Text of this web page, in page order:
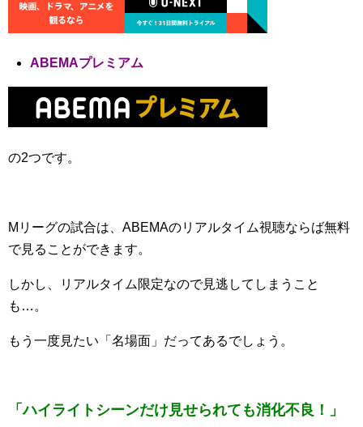
ABEMAプレミアム
の2つです。
Mリーグの試合は、ABEMAのリアルタイム視聴ならば無料
で見ることができます。
しかし、リアルタイム限定なので見逃してしまうこと
も…。
もう一度見たい「名場面」だってあるでしょう。
「ハイライトシーンだけ見せられても消化不良！」